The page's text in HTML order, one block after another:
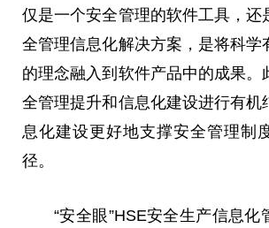
仅是一个安全管理的软件工具，还
全管理信息化解决方案，是将科学
的理念融入到软件产品中的成果。
全管理提升和信息化建设进行有机
息化建设更好地支撑安全管理制
径。
“安全眼”HSE安全生产信息化